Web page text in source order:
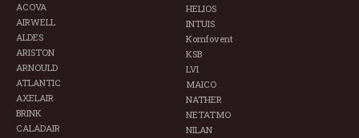
ACOVA
AIRWELL
ALDES
ARISTON
ARNOULD
ATLANTIC
AXELAIR
BRINK
CALADAIR
HELIOS
INTUIS
Komfovent
KSB
LVI
MAICO
NATHER
NETATMO
NILAN